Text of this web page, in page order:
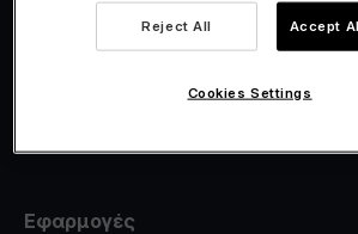
Έκδοση καρτών
Εφαρμογές
Reject All Accept
Cookies Settings